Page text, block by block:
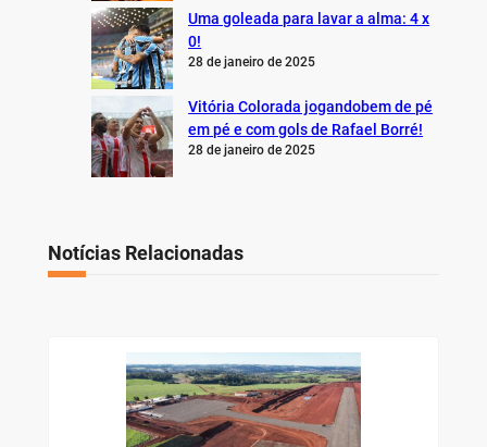
Uma goleada para lavar a alma: 4 x
0!
28 de janeiro de 2025
Vitória Colorada jogandobem de pé
em pé e com gols de Rafael Borré!
28 de janeiro de 2025
Notícias Relacionadas